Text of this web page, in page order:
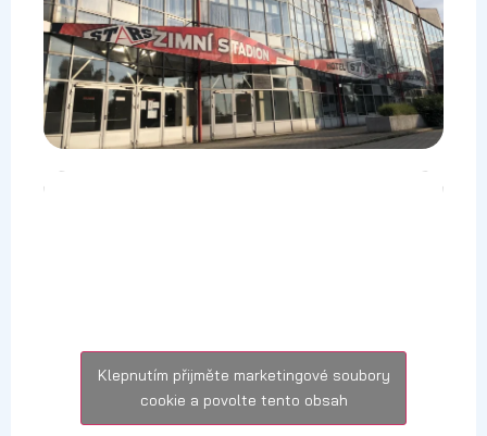
Klepnutím přijměte marketingové soubory
cookie a povolte tento obsah